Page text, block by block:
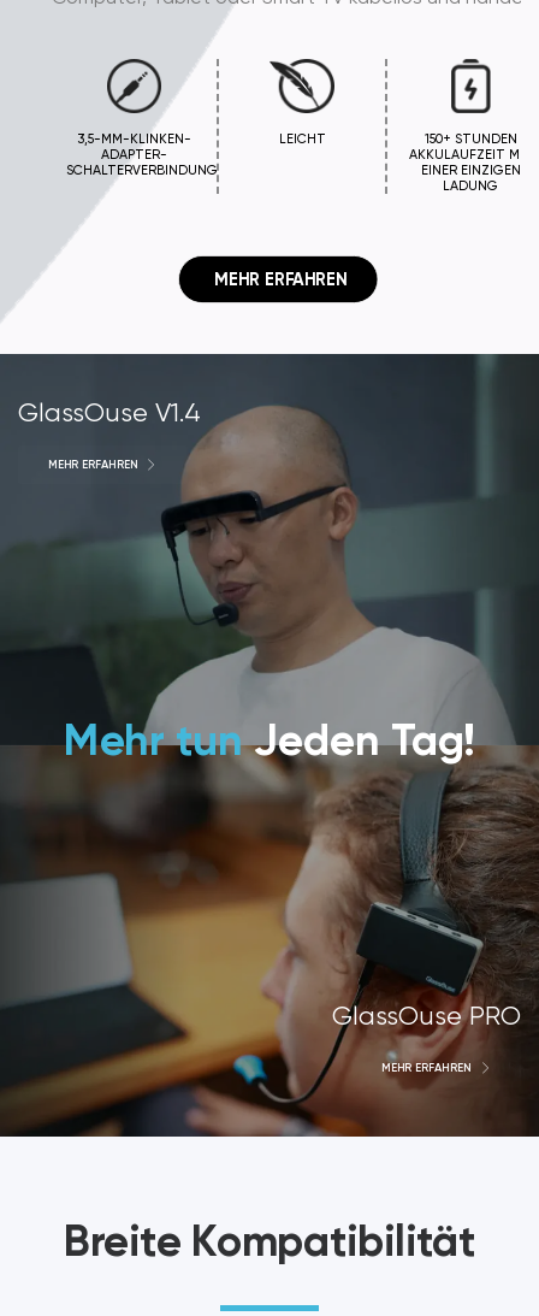
3,5-MM-KLINKEN-
ADAPTER-
SCHALTERVERBINDUNG
LEICHT
150+ STUNDEN
AKKULAUFZEIT MIT
EINER EINZIGEN
LADUNG
MEHR ERFAHREN
Mehr tunJeden Tag!
GlassOuse V1.4
MEHR ERFAHREN
GlassOuse PRO
MEHR ERFAHREN
Breite Kompatibilität